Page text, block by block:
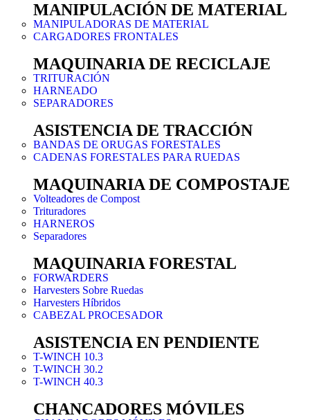
MANIPULACIÓN DE MATERIAL
MANIPULADORAS DE MATERIAL
CARGADORES FRONTALES
MAQUINARIA DE RECICLAJE
TRITURACIÓN
HARNEADO
SEPARADORES
ASISTENCIA DE TRACCIÓN
BANDAS DE ORUGAS FORESTALES
CADENAS FORESTALES PARA RUEDAS
MAQUINARIA DE COMPOSTAJE
Volteadores de Compost
Trituradores
HARNEROS
Separadores
MAQUINARIA FORESTAL
FORWARDERS
Harvesters Sobre Ruedas
Harvesters Híbridos
CABEZAL PROCESADOR
ASISTENCIA EN PENDIENTE
T-WINCH 10.3
T-WINCH 30.2
T-WINCH 40.3
CHANCADORES MÓVILES